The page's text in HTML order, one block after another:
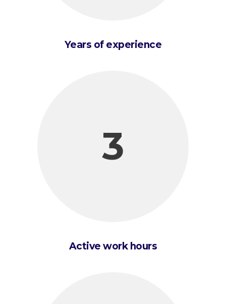
Years of experience
3
Active work hours